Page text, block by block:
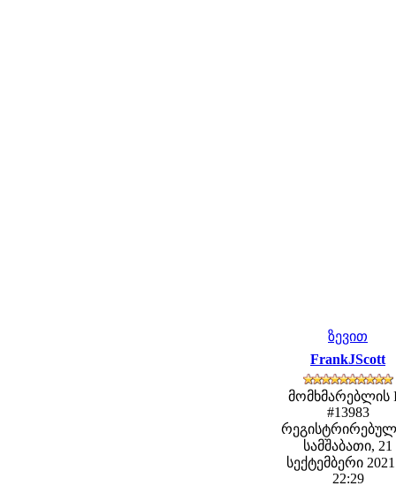
ზევით
FrankJScott
მომხმარებლის
#13983
სამშაბათი, 21
სექტემბერი
22:29